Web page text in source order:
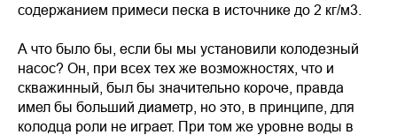
содержанием примеси песка в источнике до 2 кг/м3.
А что было бы, если бы мы установили колодезный
насос? Он, при всех тех же возможностях, что и
скважинный, был бы значительно короче, правда
имел бы больший диаметр, но это, в принципе, для
колодца роли не играет. При том же уровне воды в